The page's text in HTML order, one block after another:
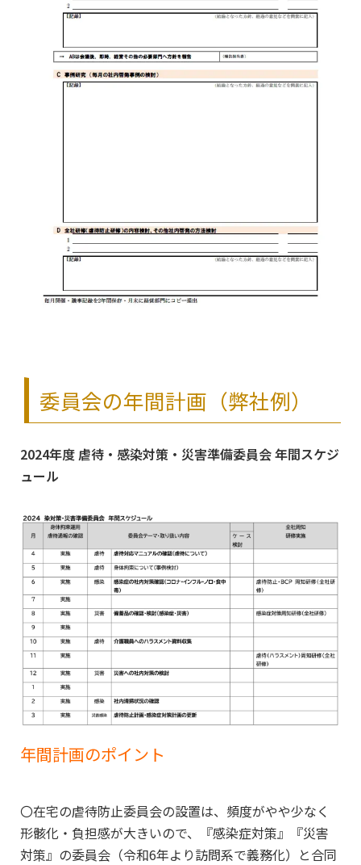
委員会の年間計画（弊社例）
2024年度 虐待・感染対策・災害準備委員会 年間スケジ
ュール
年間計画のポイント
〇在宅の虐待防止委員会の設置は、頻度がやや少なく
形骸化・負担感が大きいので、『感染症対策』『災害
対策』の委員会（令和6年より訪問系で義務化）と合同